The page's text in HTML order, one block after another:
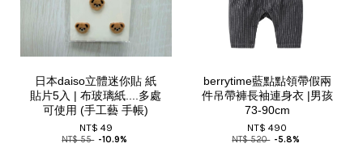
日本daiso立體迷你貼 紙
貼片5入 | 布玻璃紙....多處
可使用 (手工藝 手帳)
NT$ 49
NT$ 55 -10.9%
berrytime藍點點領帶假兩
件吊帶褲長袖連身衣 |男孩
73-90cm
NT$ 490
NT$ 520 -5.8%